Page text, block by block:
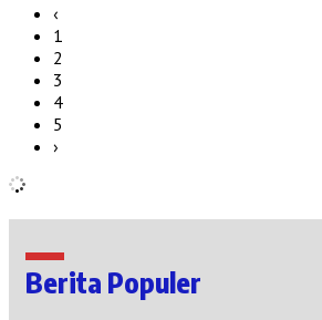
‹
1
2
3
4
5
›
Berita Populer